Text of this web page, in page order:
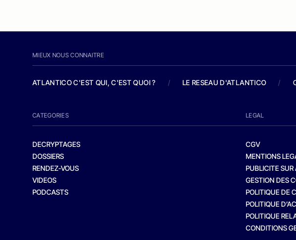
MIEUX NOUS CONNAITRE
ATLANTICO C'EST QUI, C'EST QUOI ? / LE RESEAU D'ATLANTICO /
CATEGORIES
DECRYPTAGES
DOSSIERS
RENDEZ-VOUS
VIDEOS
PODCASTS
LEGAL
CGV
MENTIONS
PUBLICITE
GESTION DES
POLITIQUE DE
POLITIQUE
POLITIQUE
CONDITIONS